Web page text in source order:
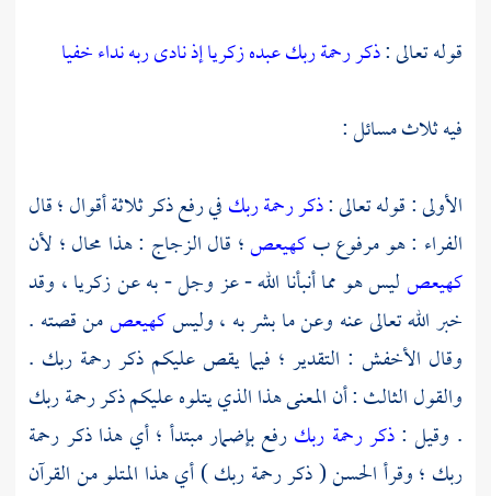
قوله تعالى :ذكر رحمة ربك عبده زكريا إذ نادى ربه نداء خفيا
فيه ثلاث مسائل :
الأولى : قوله تعالى :ذكر رحمة ربكفي رفع ذكر ثلاثة أقوال ؛ قال
الفراء : هو مرفوع بكهيعص؛ قالالزجاج : هذا محال ؛ لأن
كهيعصليس هو مما أنبأنا الله - عز وجل - به عنزكريا ، وقد
خبر الله تعالى عنه وعن ما بشر به ، وليسكهيعصمن قصته .
وقال الأخفش : التقدير ؛ فيما يقص عليكم ذكر رحمة ربك .
والقول الثالث : أن المعنى هذا الذي يتلوه عليكم ذكر رحمة ربك
. وقيل :ذكر رحمة ربكرفع بإضمار مبتدأ ؛ أي هذا ذكر رحمة
ربك ؛ وقرأالحسن( ذكر رحمة ربك ) أي هذا المتلو من القرآن